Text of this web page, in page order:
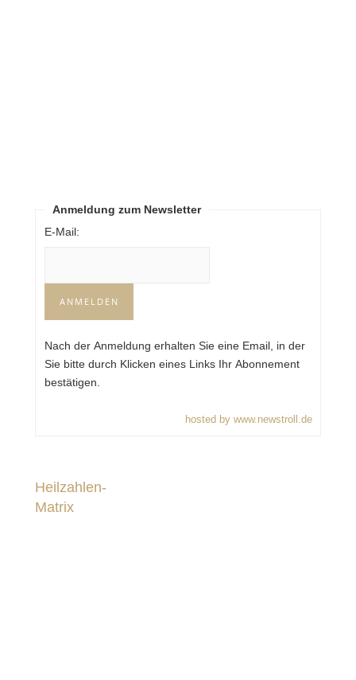
Anmeldung zum Newsletter
E-Mail:
Nach der Anmeldung erhalten Sie eine Email, in der
Sie bitte durch Klicken eines Links Ihr Abonnement
bestätigen.
hosted by www.newstroll.de
Heilzahlen-
Matrix